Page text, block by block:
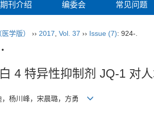
期刊介绍 编委会 常见问题
学版） ›› 2017 Vol. 37 ›› Issue (7): 924-.
4 特异性抑制剂 JQ-1 对
，杨川峰，宋晨璐，方勇